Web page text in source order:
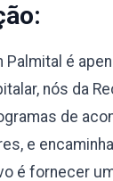
é
nós da
de
e
é fornecer